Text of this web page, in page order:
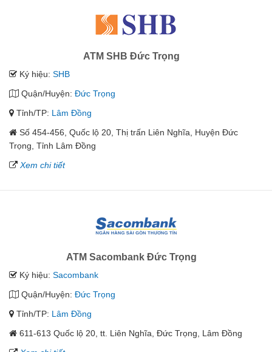
ATM SHB Đức Trọng
Ký hiệu: SHB
Quận/Huyện: Đức Trọng
Tỉnh/TP: Lâm Đồng
Số 454-456, Quốc lộ 20, Thị trấn Liên Nghĩa, Huyện Đức
Trọng, Tỉnh Lâm Đồng
Xem chi tiết
ATM Sacombank Đức Trọng
Ký hiệu: Sacombank
Quận/Huyện: Đức Trọng
Tỉnh/TP: Lâm Đồng
611-613 Quốc lộ 20, tt. Liên Nghĩa, Đức Trọng, Lâm Đồng